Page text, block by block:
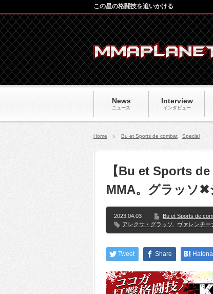
News
ニュース
Interview
インタビュー
この星の格闘技を追いかける
Home Bu et Sports de combat Special
【Bu et Sports
MMA。グラッソ✖
2023.04.03 Bu et Sports de
アレクサ・グラッソ
ヴァレンチー
Tweet Share Hatena